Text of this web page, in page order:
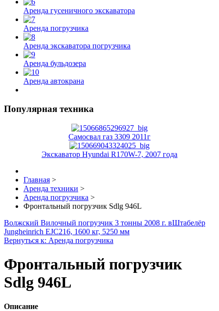
Аренда гусеничного экскаватора
Аренда погрузчика
Аренда экскаватора погрузчика
Аренда бульдозера
Аренда автокрана
Популярная техника
Самосвал газ 3309 2011г
Экскаватор Hyundai R170W-7, 2007 года
Главная >
Аренда техники >
Аренда погрузчика >
Фронтальный погрузчик Sdlg 946L
Волжский Вилочный погрузчик 3 тонны 2008 г. вШтабелёр
Jungheinrich EJC216, 1600 кг, 5250 мм
Вернуться к: Аренда погрузчика
Фронтальный погрузчик
Sdlg 946L
Описание